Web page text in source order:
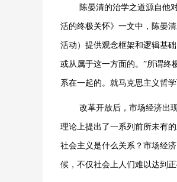
陈晏清的治学之道源自他
活的终极关怀》一文中，陈晏
活动）提供观念框架和逻辑基
或从属于这一方面的。”所谓终
系在一起的。就马克思主义哲
改革开放后，市场经济出
理论上提出了一系列前所未有
社会主义是什么关系？市场经
候，不仅社会上人们难以达到